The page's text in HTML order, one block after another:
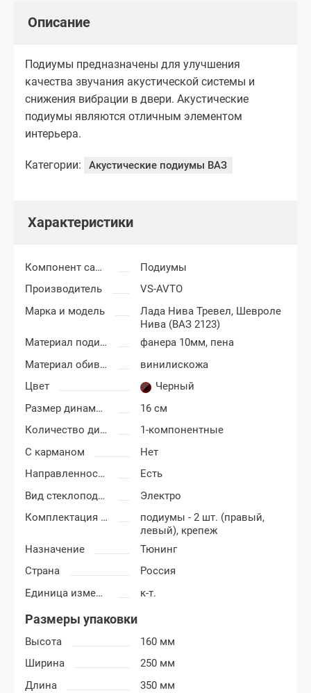
Описание
Подиумы предназначены для улучшения
качества звучания акустической системы и
снижения вибрации в двери. Акустические
подиумы являются отличным элементом
интерьера.
Категории: Акустические подиумы ВАЗ
Характеристики
Компонент салона
Подиумы
Производитель
VS-AVTO
Марка и модель
Лада Нива Тревел, Шевроле
Нива (ВАЗ 2123)
Материал подиумов
фанера 10мм, пена
Материал обивки подиумов
винилискожа
Цвет
Черный
Размер динамиков
16 см
Количество динамиков
1-компонентные
С карманом
Нет
Направленность
Есть
Вид стеклоподъемников
Электро
Комплектация подиумов
подиумы - 2 шт. (правый,
левый), крепеж
Назначение
Тюнинг
Страна
Россия
Единица измерения
к-т.
Размеры упаковки
Высота
160 мм
Ширина
250 мм
Длина
350 мм